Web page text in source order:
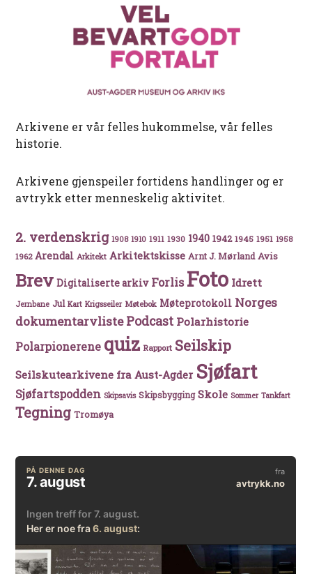
Arkivene er vår felles hukommelse, vår felles
historie.
Arkivene gjenspeiler fortidens handlinger og er
avtrykk etter menneskelig aktivitet.
2. verdenskrig 1908 1910 1911 1930 1940 1942 1945 1951 1958
1962 Arendal Arkitekt Arkitektskisse Arnt J. Mørland Avis
Brev Digitaliserte arkiv Forlis Foto Idrett
Jernbane Jul Kart Krigsseiler Møtebok Møteprotokoll Norges
dokumentarvlistePodcast Polarhistorie
Polarpionerene quiz Rapport Seilskip
Seilskutearkivene fra Aust-Agder Sjøfart
Sjøfartspodden Skipsavis Skipsbygging Skole Sommer Tankfart
Tegning Tromøya